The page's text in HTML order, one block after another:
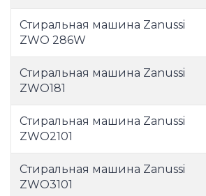
Стиральная машина Zanussi
ZWO 286W
Стиральная машина Zanussi
ZWO181
Стиральная машина Zanussi
ZWO2101
Стиральная машина Zanussi
ZWO3101